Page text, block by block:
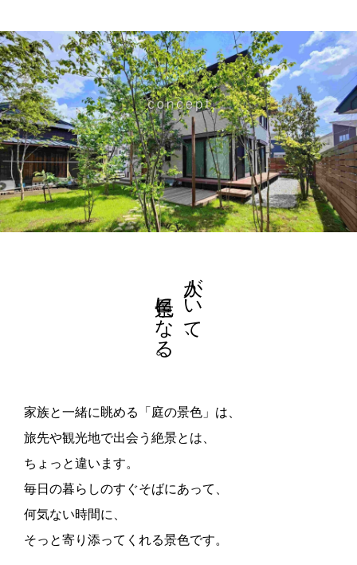
人がいて、
景色になる。
家族と一緒に眺める「庭の景色」は、
旅先や観光地で出会う絶景とは、
ちょっと違います。
毎日の暮らしのすぐそばにあって、
何気ない時間に、
そっと寄り添ってくれる景色です。